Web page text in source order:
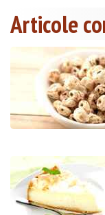
Articole